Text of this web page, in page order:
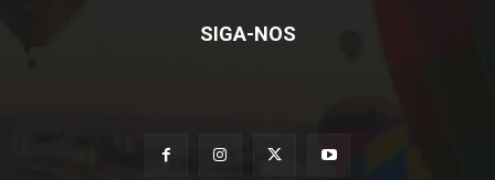
SIGA-NOS